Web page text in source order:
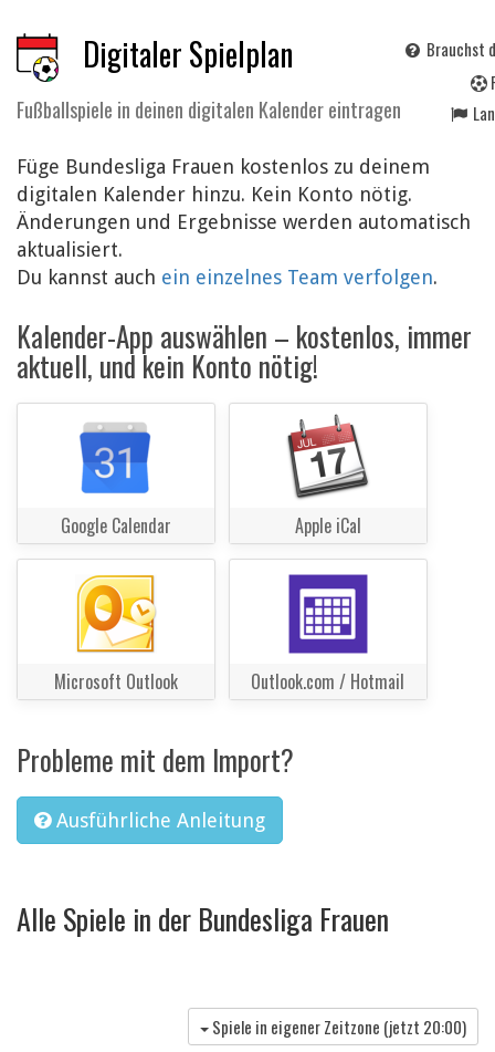
Digitaler Spielplan
Fußballspiele in deinen digitalen Kalender eintragen
Brauchst
Füge Bundesliga Frauen kostenlos zu deinem
digitalen Kalender hinzu. Kein Konto nötig.
Änderungen und Ergebnisse werden automatisch
aktualisiert.
Du kannst auch ein einzelnes Team verfolgen.
Kalender-App auswählen – kostenlos, immer
aktuell, und kein Konto nötig!
Google Calendar Apple iCal
Microsoft Outlook Outlook.com / Hotmail
Probleme mit dem Import?
Ausführliche Anleitung
Alle Spiele in der Bundesliga Frauen
Spiele in eigener Zeitzone (jetzt 20:00)